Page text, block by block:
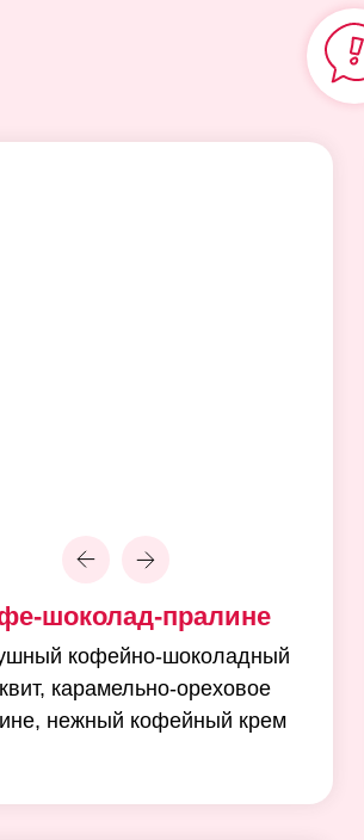
шоколад-пралине
кофейно-шоколадный
карамельно-ореховое
нежный кофейный крем